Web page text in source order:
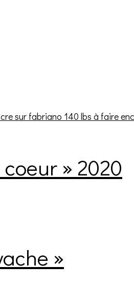
» 2020
»